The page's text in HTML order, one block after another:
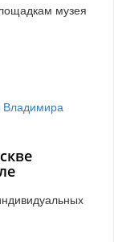
музея